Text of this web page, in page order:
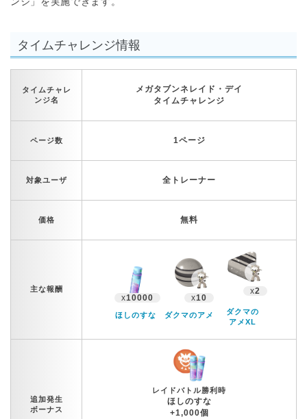
タイムチャレンジ情報
タイムチャレ
ンジ名
メガタブンネレイド・デイ
タイムチャレンジ
ページ数 1ページ
対象ユーザ 全トレーナー
価格 無料
主な報酬
x10000
ほしのすな
x10
ダクマのアメ
x2
ダクマの
アメXL
追加発生
ボーナス
レイドバトル勝利時
ほしのすな
+1,000個